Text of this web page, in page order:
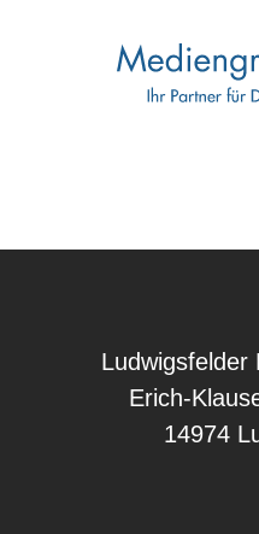
Ludwigsfelder
Erich-
14974